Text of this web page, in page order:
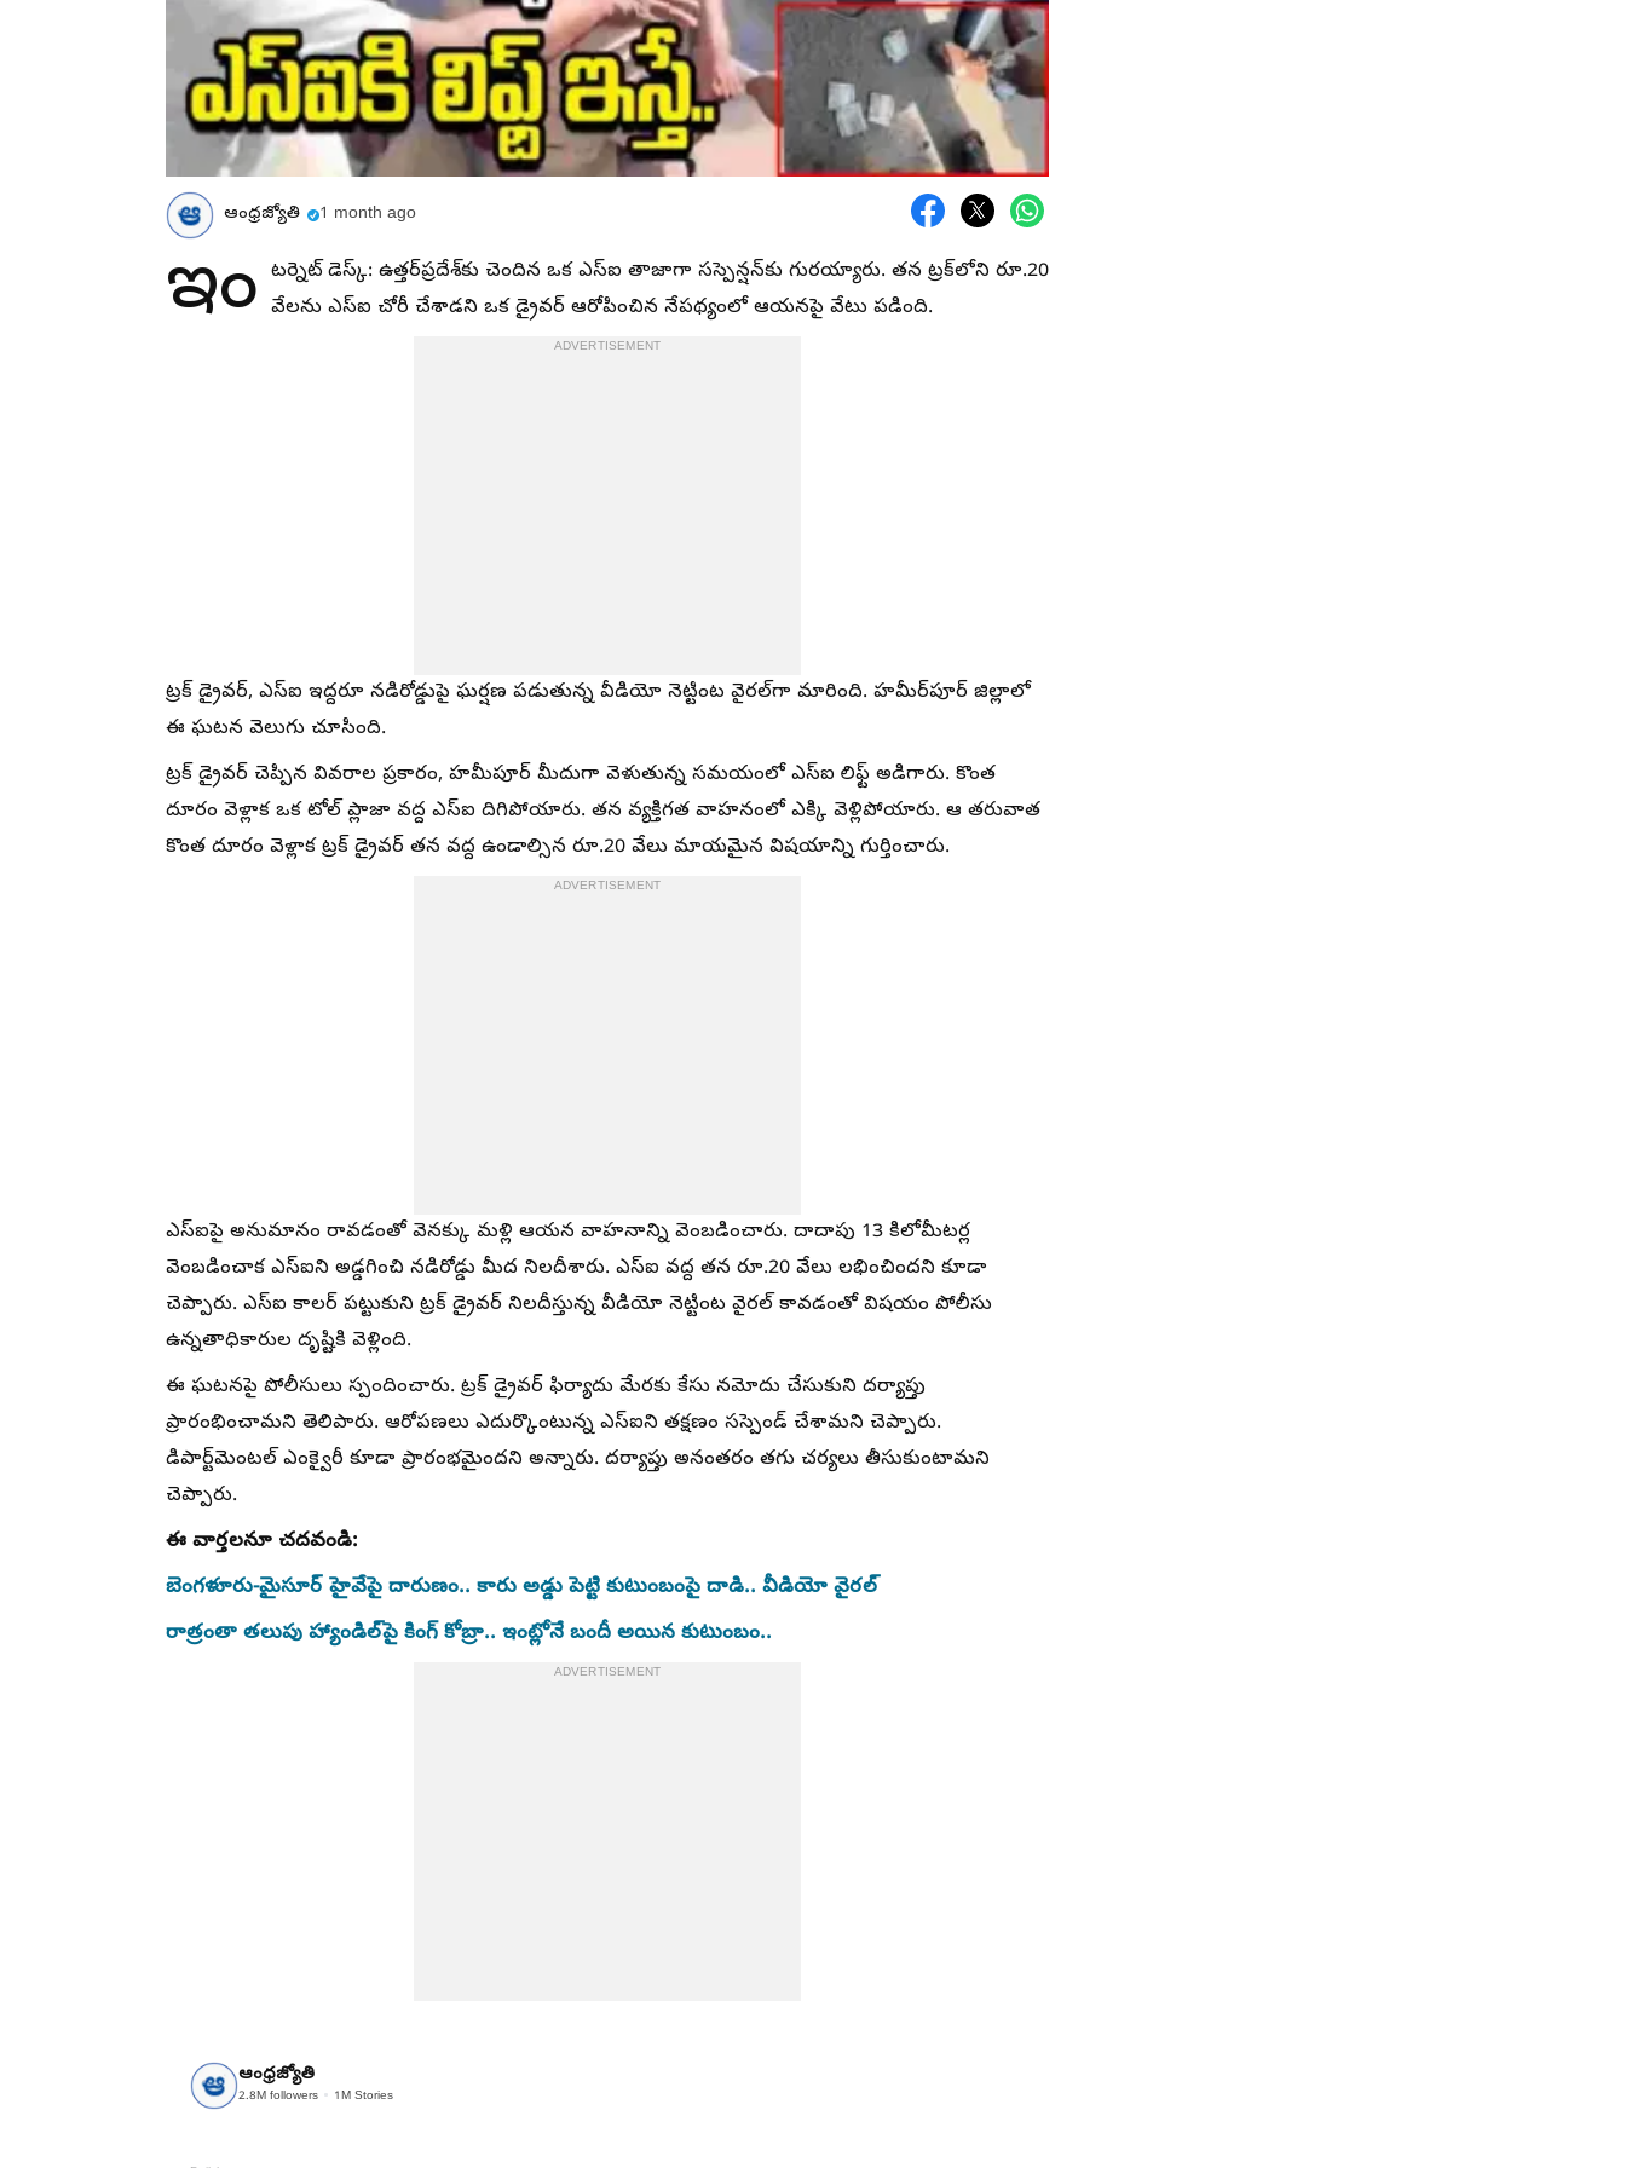
ఆంధ్రజ్యోతి 1 month ago
ఇం టర్నెట్ డెస్క్: ఉత్తర్‌ప్రదేశ్‌కు చెందిన ఒక ఎస్‌ఐ తాజాగా సస్పెన్షన్‌కు గురయ్యారు. తన ట్రక్‌లోని రూ.20
వేలను ఎస్‌ఐ చోరీ చేశాడని ఒక డ్రైవర్ ఆరోపించిన నేపథ్యంలో ఆయనపై వేటు పడింది.
ADVERTISEMENT
ట్రక్ డ్రైవర్, ఎస్‌ఐ ఇద్దరూ నడిరోడ్డుపై ఘర్షణ పడుతున్న వీడియో నెట్టింట వైరల్‌గా మారింది. హమీర్‌పూర్ జిల్లాలో
ఈ ఘటన వెలుగు చూసింది.
ట్రక్ డ్రైవర్ చెప్పిన వివరాల ప్రకారం, హమీపూర్ మీదుగా వెళుతున్న సమయంలో ఎస్ఐ లిఫ్ట్ అడిగారు. కొంత
దూరం వెళ్లాక ఒక టోల్ ప్లాజా వద్ద ఎస్‌ఐ దిగిపోయారు. తన వ్యక్తిగత వాహనంలో ఎక్కి వెళ్లిపోయారు. ఆ తరువాత
కొంత దూరం వెళ్లాక ట్రక్ డ్రైవర్ తన వద్ద ఉండాల్సిన రూ.20 వేలు మాయమైన విషయాన్ని గుర్తించారు.
ADVERTISEMENT
ఎస్‌ఐపై అనుమానం రావడంతో వెనక్కు మళ్లి ఆయన వాహనాన్ని వెంబడించారు. దాదాపు 13 కిలోమీటర్ల
వెంబడించాక ఎస్‌ఐని అడ్డగించి నడిరోడ్డు మీద నిలదీశారు. ఎస్ఐ వద్ద తన రూ.20 వేలు లభించిందని కూడా
చెప్పారు. ఎస్ఐ కాలర్ పట్టుకుని ట్రక్ డ్రైవర్ నిలదీస్తున్న వీడియో నెట్టింట వైరల్ కావడంతో విషయం పోలీసు
ఉన్నతాధికారుల దృష్టికి వెళ్లింది.
ఈ ఘటనపై పోలీసులు స్పందించారు. ట్రక్ డ్రైవర్ ఫిర్యాదు మేరకు కేసు నమోదు చేసుకుని దర్యాప్తు
ప్రారంభించామని తెలిపారు. ఆరోపణలు ఎదుర్కొంటున్న ఎస్‌ఐని తక్షణం సస్పెండ్ చేశామని చెప్పారు.
డిపార్ట్‌మెంటల్ ఎంక్వైరీ కూడా ప్రారంభమైందని అన్నారు. దర్యాప్తు అనంతరం తగు చర్యలు తీసుకుంటామని
చెప్పారు.
ఈ వార్తలనూ చదవండి:
బెంగళూరు-మైసూర్ హైవేపై దారుణం.. కారు అడ్డు పెట్టి కుటుంబంపై దాడి.. వీడియో వైరల్
రాత్రంతా తలుపు హ్యాండిల్‌పై కింగ్ కోబ్రా.. ఇంట్లోనే బందీ అయిన కుటుంబం..
ADVERTISEMENT
ఆంధ్రజ్యోతి
2.8M followers 1M Stories